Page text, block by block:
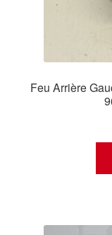
Feu Arrière